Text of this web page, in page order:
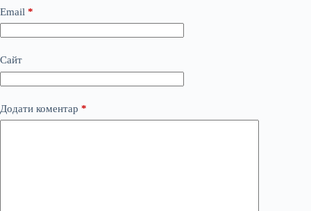
Email *
Сайт
Додати коментар *